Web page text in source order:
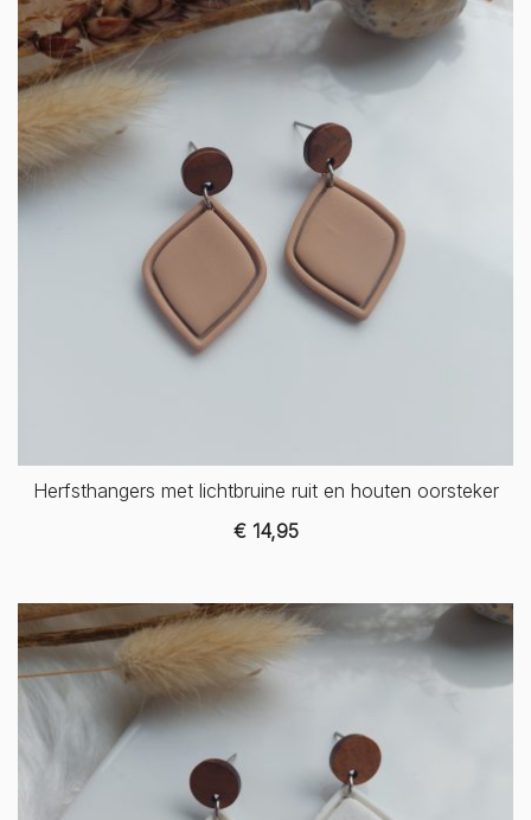
Herfsthangers met lichtbruine ruit en houten oorsteker
€14,95